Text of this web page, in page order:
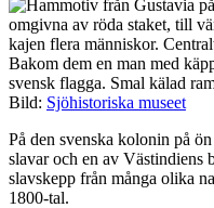
Bild: Sjöhistoriska museet
På den svenska kolonin på
slavar och en av Västindiens
slavskepp från många olika
1800-tal.